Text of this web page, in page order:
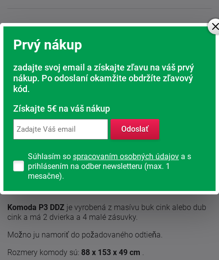
Kamenná predajňa
Sme tu pre Vás
Doprava ZADARMO
Pri nákupe nad 200 Eur
Nájdite vhodný matrac
Rodinná firma
Popis produktu
Komoda P3 DDZ je vyrobená z masívu buk cink alebo dub
cink a má 2 dvierka a 4 malé zásuvky.
Možno ju namoriť do požadovaného odtieňa.
Rozmery komody sú: 88 x 153 x 49 cm .
Prvý nákup
zadajte svoj email a získajte zľavu na váš prvý
nákup. Po odoslaní okamžite obdržíte zľavový
kód.
Získajte 5€ na váš nákup
Odoslať
Súhlasím so spracovaním osobných údajov a s
prihlásením na odber newsletteru (max. 1
mesačne).